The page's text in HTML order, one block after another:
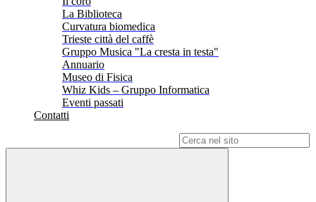
La Biblioteca
Curvatura biomedica
Trieste città del caffè
Gruppo Musica "La cresta in testa"
Annuario
Museo di Fisica
Whiz Kids – Gruppo Informatica
Eventi passati
Contatti